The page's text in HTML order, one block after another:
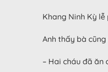
Khang Ninh Kỳ
Anh thấy bà
– Hai cháu đã ăn